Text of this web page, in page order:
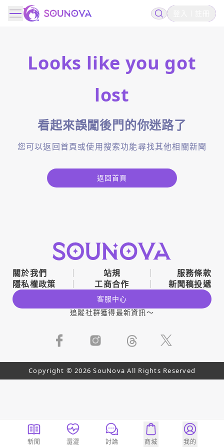
Looks like you got
lost
看起來誤闖後門的你迷路了
您可以返回首頁或使用搜索功能尋找其他相關新聞
返回首頁
關於我們 站規
服務條款
隱私權政策
工商合作 新聞稿投遞
客服中心
追蹤社群獲得最新資訊～
Copyright © 2026 SouNova All Rights Reserved
新聞 澀澀 討論 商城 我的